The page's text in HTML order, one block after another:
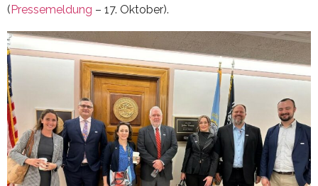
(Pressemeldung – 17. Oktober).